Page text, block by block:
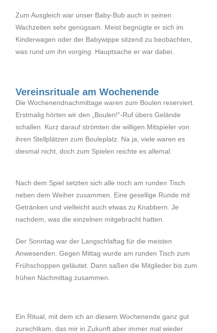
Zum Ausgleich war unser Baby-Bub auch in seinen
Wachzeiten sehr genügsam. Meist begnügte er sich im
Kinderwagen oder der Babywippe sitzend zu beobachten,
was rund um ihn vorging. Hauptsache er war dabei.
Vereinsrituale am Wochenende
Die Wochenendnachmittage waren zum Boulen reserviert.
Erstmalig hörten wir den „Boulen!“-Ruf übers Gelände
schallen. Kurz darauf strömten die willigen Mitspieler von
ihren Stellplätzen zum Bouleplatz. Na ja, viele waren es
diesmal nicht, doch zum Spielen reichte es allemal.
Nach dem Spiel setzten sich alle noch am runden Tisch
neben dem Weiher zusammen. Eine gesellige Runde mit
Getränken und vielleicht auch etwas zu Knabbern. Je
nachdem, was die einzelnen mitgebracht hatten.
Der Sonntag war der Langschlaftag für die meisten
Anwesenden. Gegen Mittag wurde am runden Tisch zum
Frühschoppen geläutet. Dann saßen die Mitglieder bis zum
frühen Nachmittag zusammen.
Ein Ritual, mit dem ich an diesem Wochenende ganz gut
zurechtkam, das mir in Zukunft aber immer mal wieder